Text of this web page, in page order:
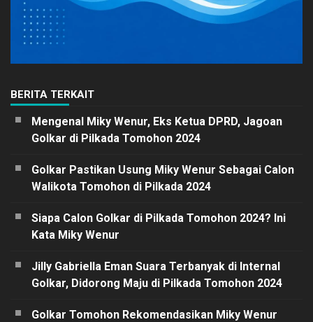
BERITA TERKAIT
Mengenal Miky Wenur, Eks Ketua DPRD, Jagoan
Golkar di Pilkada Tomohon 2024
Golkar Pastikan Usung Miky Wenur Sebagai Calon
Walikota Tomohon di Pilkada 2024
Siapa Calon Golkar di Pilkada Tomohon 2024? Ini
Kata Miky Wenur
Jilly Gabriella Eman Suara Terbanyak di Internal
Golkar, Didorong Maju di Pilkada Tomohon 2024
Golkar Tomohon Rekomendasikan Miky Wenur